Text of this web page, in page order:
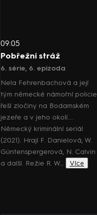
09:05
Pobřežní stráž
6. série, 6. epizoda
Nela Fehrenbachová a její
tým německé námořní policie
řeší zločiny na Bodamském
jezeře a v jeho okolí....
Německý kriminální seriál
(2021). Hrají F. Danielová, W.
Güntenspergerová, N. Calvin
a další. Režie R. W…
Více